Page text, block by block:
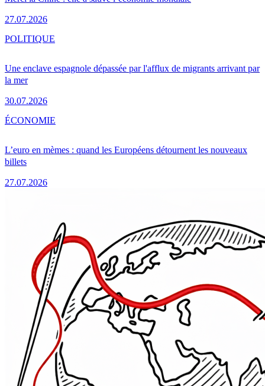
27.07.2026
Une enclave espagnole dépassée par l'afflux de migrants arrivant par
la mer
30.07.2026
POLITIQUE
L’euro en mèmes : quand les Européens détournent les nouveaux
billets
27.07.2026
ÉCONOMIE